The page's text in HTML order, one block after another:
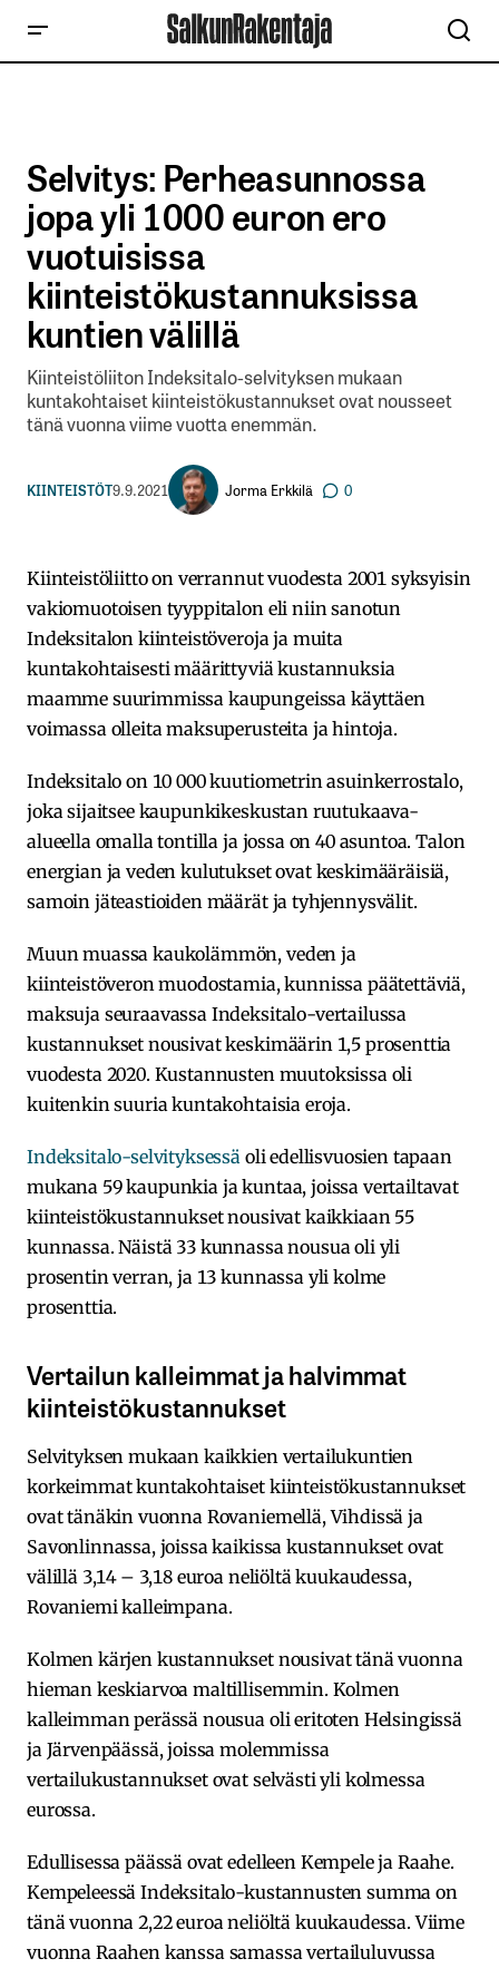
Selvitys: Perheasunnossa
jopa yli 1000 euron ero
vuotuisissa
kiinteistökustannuksissa
kuntien välillä
Kiinteistöliiton Indeksitalo-selvityksen mukaan
kuntakohtaiset kiinteistökustannukset ovat nousseet
tänä vuonna viime vuotta enemmän.
KIINTEISTÖT9.9.2021 Jorma Erkkilä 0
Kiinteistöliitto on verrannut vuodesta 2001 syksyisin
vakiomuotoisen tyyppitalon eli niin sanotun
Indeksitalon kiinteistöveroja ja muita
kuntakohtaisesti määrittyviä kustannuksia
maamme suurimmissa kaupungeissa käyttäen
voimassa olleita maksuperusteita ja hintoja.
Indeksitalo on 10 000 kuutiometrin asuinkerrostalo,
joka sijaitsee kaupunkikeskustan ruutukaava-
alueella omalla tontilla ja jossa on 40 asuntoa. Talon
energian ja veden kulutukset ovat keskimääräisiä,
samoin jäteastioiden määrät ja tyhjennysvälit.
Muun muassa kaukolämmön, veden ja
kiinteistöveron muodostamia, kunnissa päätettäviä,
maksuja seuraavassa Indeksitalo-vertailussa
kustannukset nousivat keskimäärin 1,5 prosenttia
vuodesta 2020. Kustannusten muutoksissa oli
kuitenkin suuria kuntakohtaisia eroja.
Indeksitalo-selvityksessä oli edellisvuosien tapaan
mukana 59 kaupunkia ja kuntaa, joissa vertailtavat
kiinteistökustannukset nousivat kaikkiaan 55
kunnassa. Näistä 33 kunnassa nousua oli yli
prosentin verran, ja 13 kunnassa yli kolme
prosenttia.
Vertailun kalleimmat ja halvimmat
kiinteistökustannukset
Selvityksen mukaan kaikkien vertailukuntien
korkeimmat kuntakohtaiset kiinteistökustannukset
ovat tänäkin vuonna Rovaniemellä, Vihdissä ja
Savonlinnassa, joissa kaikissa kustannukset ovat
välillä 3,14 – 3,18 euroa neliöltä kuukaudessa,
Rovaniemi kalleimpana.
Kolmen kärjen kustannukset nousivat tänä vuonna
hieman keskiarvoa maltillisemmin. Kolmen
kalleimman perässä nousua oli eritoten Helsingissä
ja Järvenpäässä, joissa molemmissa
vertailukustannukset ovat selvästi yli kolmessa
eurossa.
Edullisessa päässä ovat edelleen Kempele ja Raahe.
Kempeleessä Indeksitalo-kustannusten summa on
tänä vuonna 2,22 euroa neliöltä kuukaudessa. Viime
vuonna Raahen kanssa samassa vertailuluvussa